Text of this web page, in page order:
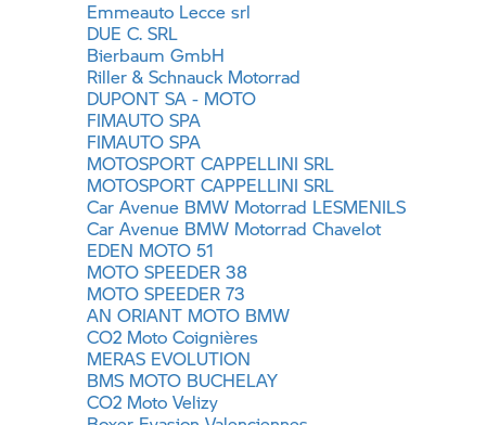
Emmeauto Lecce srl
DUE C. SRL
Bierbaum GmbH
Riller & Schnauck Motorrad
DUPONT SA - MOTO
FIMAUTO SPA
FIMAUTO SPA
MOTOSPORT CAPPELLINI SRL
MOTOSPORT CAPPELLINI SRL
Car Avenue BMW Motorrad LESMENILS
Car Avenue BMW Motorrad Chavelot
EDEN MOTO 51
MOTO SPEEDER 38
MOTO SPEEDER 73
AN ORIANT MOTO BMW
CO2 Moto Coignières
MERAS EVOLUTION
BMS MOTO BUCHELAY
CO2 Moto Velizy